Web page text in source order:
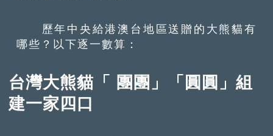
歷年中央給港澳台地區送贈的大熊貓有
哪些？以下逐一數算：
台灣大熊貓「 團團」「圓圓」組
建一家四口